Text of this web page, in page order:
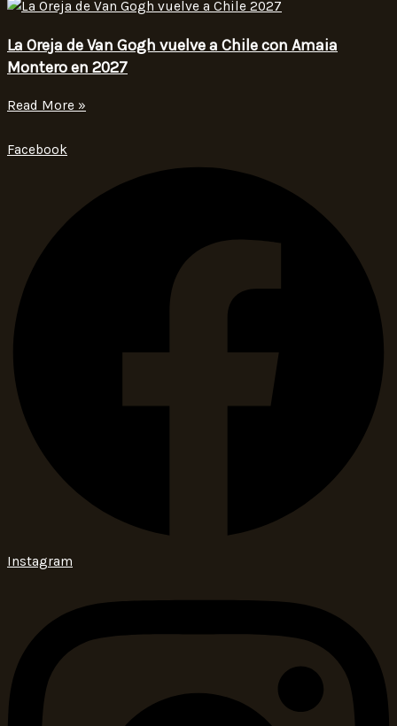
La Oreja de Van Gogh vuelve a Chile con Amaia
Montero en 2027
Read More »
Facebook
Instagram